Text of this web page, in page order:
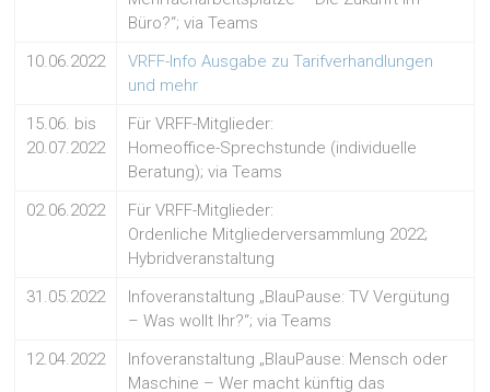
Büro?“; via Teams
10.06.2022
VRFF-Info Ausgabe zu Tarifverhandlungen
und mehr
15.06. bis
20.07.2022
Für VRFF-Mitglieder:
Homeoffice-Sprechstunde (individuelle
Beratung); via Teams
02.06.2022
Für VRFF-Mitglieder:
Ordenliche Mitgliederversammlung 2022;
Hybridveranstaltung
31.05.2022
Infoveranstaltung „BlauPause: TV Vergütung
– Was wollt Ihr?“; via Teams
12.04.2022
Infoveranstaltung „BlauPause: Mensch oder
Maschine – Wer macht künftig das